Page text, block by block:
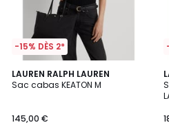
-15% DÈS 2*
LAUREN RALPH LAUREN
Sac cabas KEATON M
145,00 €
4,4
/ 5